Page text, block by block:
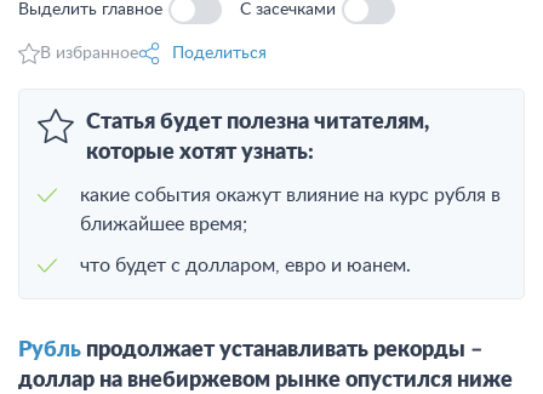
Выделить главное С засечками
В избранное Поделиться
Статья будет полезна читателям,
которые хотят узнать:
какие события окажут влияние на курс рубля в
ближайшее время;
что будет с долларом, евро и юанем.
Рубль продолжает устанавливать рекорды –
доллар на внебиржевом рынке опустился ниже